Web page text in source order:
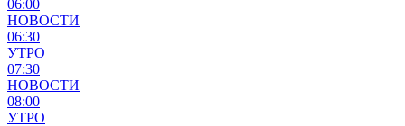
06:00
НОВОСТИ
06:30
УТРО
07:30
НОВОСТИ
08:00
УТРО